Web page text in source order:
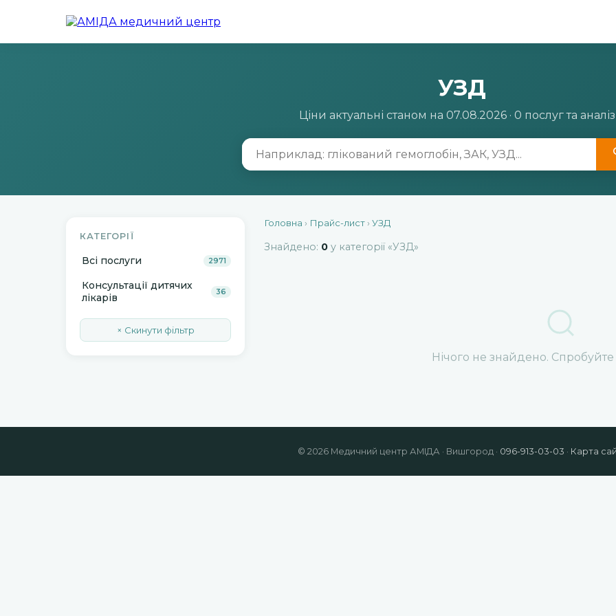
УЗД
Ціни актуальні станом на 07.08.2026 · 0 послуг та
КАТЕГОРІЇ
Всі послуги 2971
Консультації дитячих
лікарів
36
× Скинути фільтр
Головна › Прайс-лист › УЗД
Знайдено: 0 у категорії «УЗД»
Нічого не знайдено.
© 2026 Медичний центр АМІДА · Вишгород · 096-913-03-03 · Карта